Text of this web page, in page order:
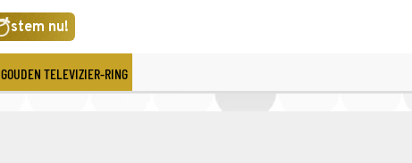
stem nu!
GOUDEN TELEVIZIER-RING